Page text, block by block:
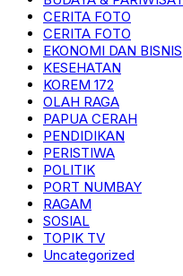
CERITA FOTO
CERITA FOTO
EKONOMI DAN BISNIS
KESEHATAN
KOREM 172
OLAH RAGA
PAPUA CERAH
PENDIDIKAN
PERISTIWA
POLITIK
PORT NUMBAY
RAGAM
SOSIAL
TOPIK TV
Uncategorized